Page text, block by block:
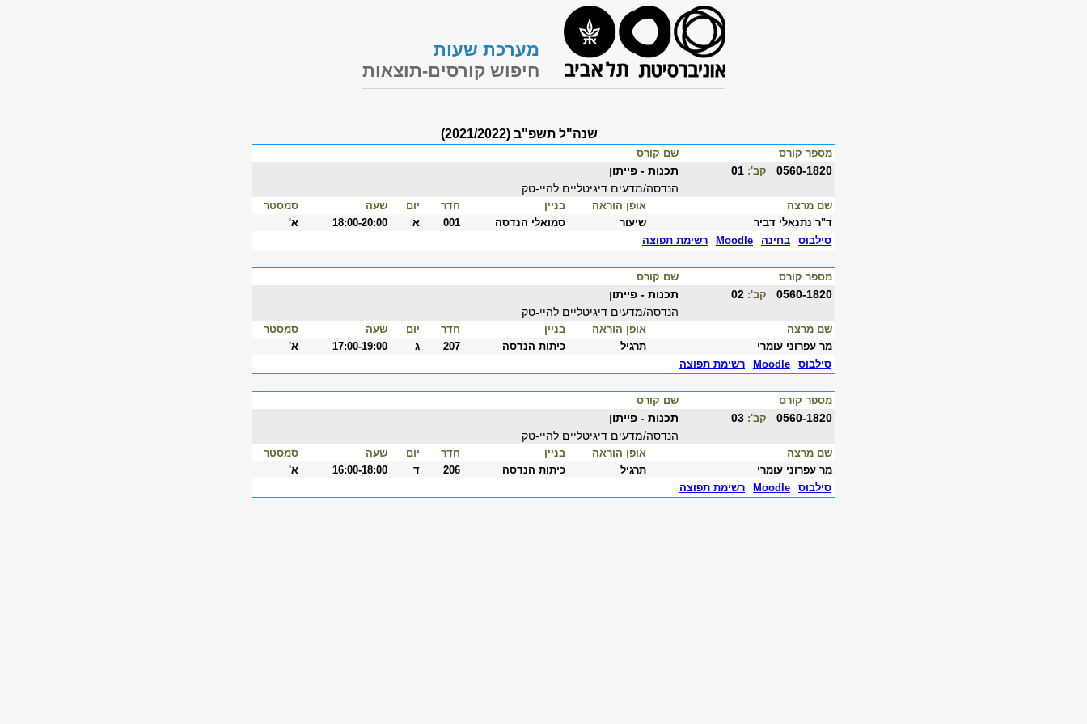
מערכת שעות
חיפוש קורסים-תוצאות
שנה"ל תשפ"ב (2021/2022)
מספר קורס שם קורס
0560-1820 קב':
תכנות - פייתון
הנדסה/מדעים דיגיטליים להיי-טק
שם מרצה אופן הוראה בניין חדר יום שעה
סמסטר
ד"ר נתנאלי דביר
שיעור סמואלי הנדסה 001 א 18:00-20:00
א'
סילבוס
בחינה Moodle רשימת תפוצה
מספר קורס שם קורס
0560-1820 קב':
תכנות - פייתון
הנדסה/מדעים דיגיטליים להיי-טק
שם מרצה אופן הוראה בניין חדר יום שעה
סמסטר
מר עפרוני עומרי
תרגיל כיתות הנדסה 207 ג 17:00-19:00
א'
סילבוס
Moodle רשימת תפוצה
מספר קורס שם קורס
0560-1820 קב':
תכנות - פייתון
הנדסה/מדעים דיגיטליים להיי-טק
שם מרצה אופן הוראה בניין חדר יום שעה
סמסטר
מר עפרוני עומרי
תרגיל כיתות הנדסה 206 ד 16:00-18:00
א'
סילבוס
Moodle רשימת תפוצה